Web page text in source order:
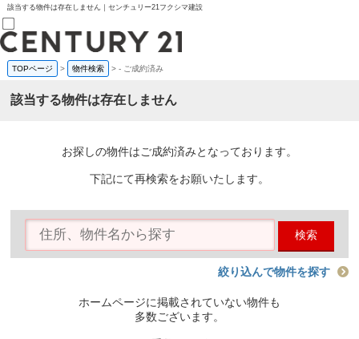
該当する物件は存在しません｜センチュリー21フクシマ建設
売買部
0120-800-844
賃貸部
会員メニュー
物件を探す
購入TOP
条件から探す
住宅ローン控除シミュレータ
TOPページ > 物件検索 >- ご成約済み
該当する物件は存在しません
お探しの物件はご成約済みとなっております。
下記にて再検索をお願いたします。
検索
絞り込んで物件を探す
ホームページに掲載されていない物件も
多数ございます。